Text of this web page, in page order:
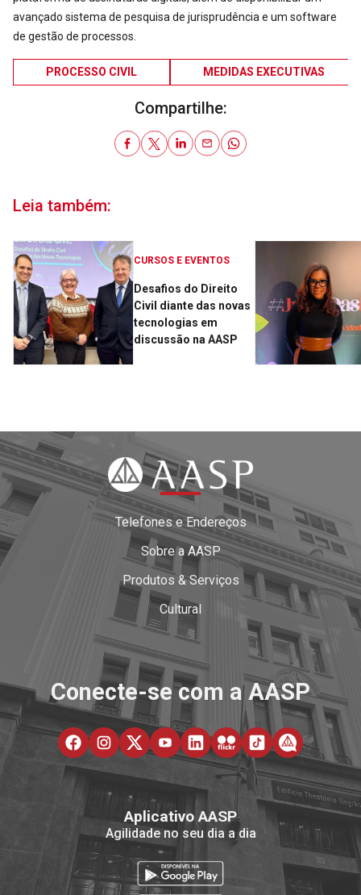
avançado sistema de pesquisa de jurisprudência e um software
de gestão de processos.
PROCESSO CIVIL MEDIDAS EXECUTIVAS
Compartilhe:
Leia também:
CURSOS E EVENTOS
Desafios do Direito
Civil diante das novas
tecnologias em
discussão na AASP
Telefones e Endereços
Sobre a AASP
Produtos & Serviços
Cultural
Conecte-se com a AASP
Aplicativo AASP
Agilidade no seu dia a dia